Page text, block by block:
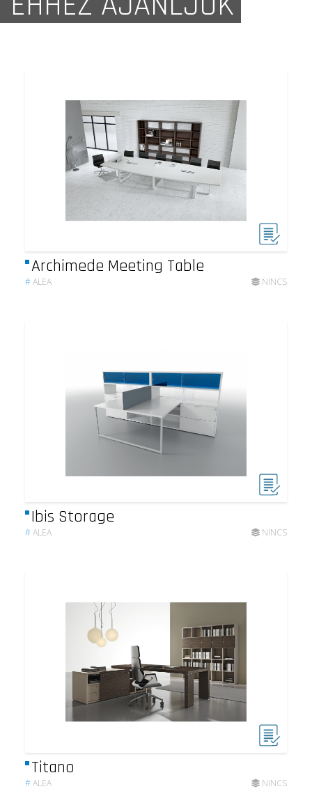
Archimede Meeting Table
#ALEA NINCS
Ibis Storage
#ALEA NINCS
Titano
#ALEA NINCS